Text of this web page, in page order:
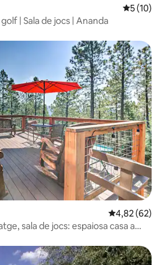
5 de
5 (10)
| Sala de jocs | Ananda
4,82 de
4,82 (62)
sala de jocs: espaiosa casa a